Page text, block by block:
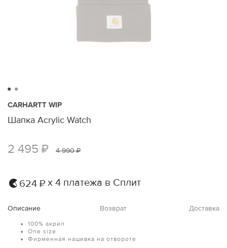
CARHARTT WIP
Шапка Acrylic Watch
2 495 ₽ 4 990 ₽
624 ₽ х 4 платежа в Сплит
Описание Возврат Доставка
100% акрил
One size
Фирменная нашивка на отвороте